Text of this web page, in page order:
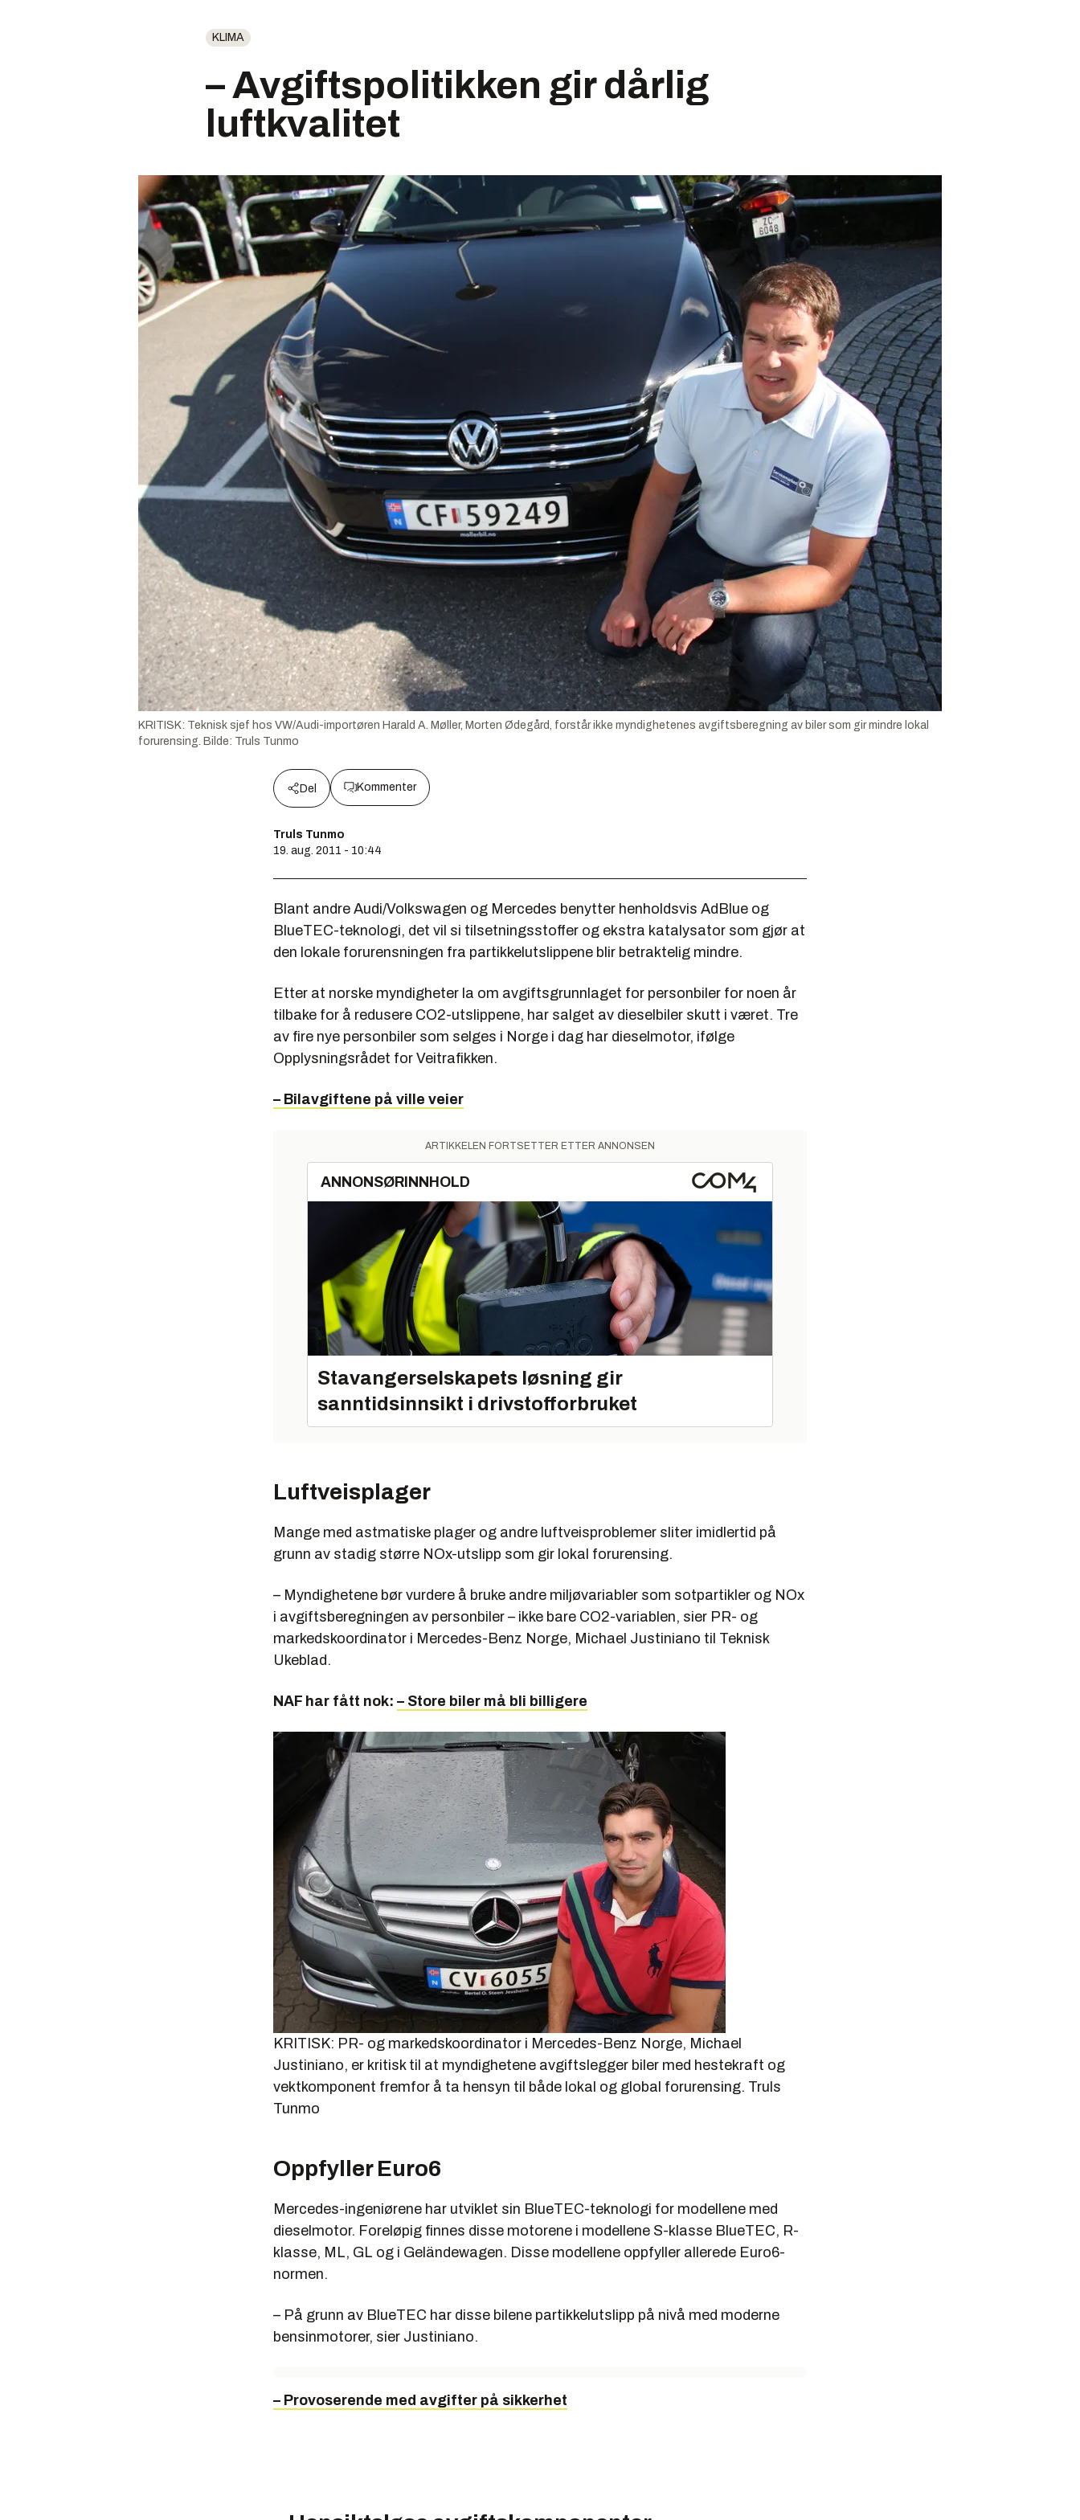
KLIMA
– Avgiftspolitikken gir dårlig
luftkvalitet
KRITISK: Teknisk sjef hos VW/Audi-importøren Harald A. Møller, Morten Ødegård, forstår ikke myndighetenes avgiftsberegning av biler som gir mindre lokal
forurensing. Bilde: Truls Tunmo
Del Kommenter
Truls Tunmo
19. aug. 2011 - 10:44
Blant andre Audi/Volkswagen og Mercedes benytter henholdsvis AdBlue og
BlueTEC-teknologi, det vil si tilsetningsstoffer og ekstra katalysator som gjør at
den lokale forurensningen fra partikkelutslippene blir betraktelig mindre.
Etter at norske myndigheter la om avgiftsgrunnlaget for personbiler for noen år
tilbake for å redusere CO2-utslippene, har salget av dieselbiler skutt i været. Tre
av fire nye personbiler som selges i Norge i dag har dieselmotor, ifølge
Opplysningsrådet for Veitrafikken.
– Bilavgiftene på ville veier
ARTIKKELEN FORTSETTER ETTER ANNONSEN
ANNONSØRINNHOLD
Stavangerselskapets løsning gir
sanntidsinnsikt i drivstofforbruket
Luftveisplager
Mange med astmatiske plager og andre luftveisproblemer sliter imidlertid på
grunn av stadig større NOx-utslipp som gir lokal forurensing.
– Myndighetene bør vurdere å bruke andre miljøvariabler som sotpartikler og NOx
i avgiftsberegningen av personbiler – ikke bare CO2-variablen, sier PR- og
markedskoordinator i Mercedes-Benz Norge, Michael Justiniano til Teknisk
Ukeblad.
NAF har fått nok: – Store biler må bli billigere
KRITISK: PR- og markedskoordinator i Mercedes-Benz Norge, Michael
Justiniano, er kritisk til at myndighetene avgiftslegger biler med hestekraft og
vektkomponent fremfor å ta hensyn til både lokal og global forurensing. Truls
Tunmo
Oppfyller Euro6
Mercedes-ingeniørene har utviklet sin BlueTEC-teknologi for modellene med
dieselmotor. Foreløpig finnes disse motorene i modellene S-klasse BlueTEC, R-
klasse, ML, GL og i Geländewagen. Disse modellene oppfyller allerede Euro6-
normen.
– På grunn av BlueTEC har disse bilene partikkelutslipp på nivå med moderne
bensinmotorer, sier Justiniano.
– Provoserende med avgifter på sikkerhet